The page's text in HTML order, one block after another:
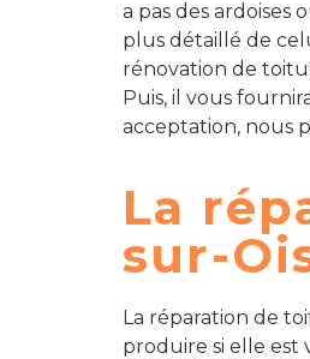
a pas des
plus détaillé de
rénovation de
Puis, il vous
acceptation, nous
La
sur-
La réparation de
produire si elle est